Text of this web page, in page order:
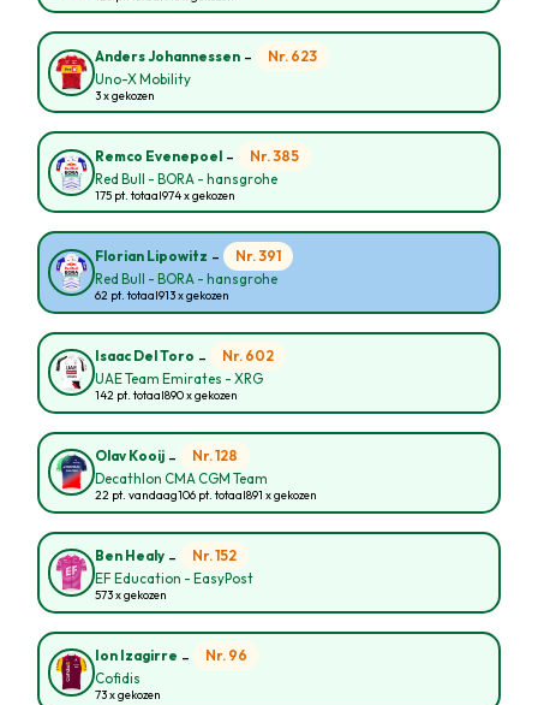
Anders Johannessen - Nr. 623
Uno-X Mobility
3 x gekozen
Remco Evenepoel - Nr. 385
Red Bull - BORA - hansgrohe
175 pt. totaal974 x gekozen
Florian Lipowitz - Nr. 391
Red Bull - BORA - hansgrohe
62 pt. totaal913 x gekozen
Isaac Del Toro - Nr. 602
UAE Team Emirates - XRG
142 pt. totaal890 x gekozen
Olav Kooij - Nr. 128
Decathlon CMA CGM Team
22 pt. vandaag106 pt. totaal891 x gekozen
Ben Healy - Nr. 152
EF Education - EasyPost
573 x gekozen
Ion Izagirre - Nr. 96
Cofidis
73 x gekozen